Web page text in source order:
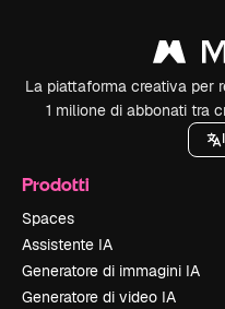
La piattaforma creativa per
1 milione di abbonati tra
Prodotti
Spaces
Assistente IA
Generatore di immagini IA
Generatore di video IA